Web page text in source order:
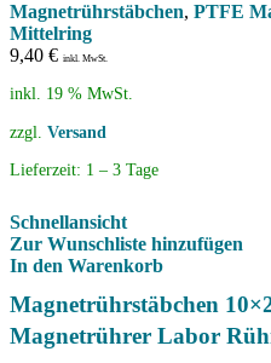
Magnetrührstäbchen, PTFE
Mittelring
9,40 € inkl. MwSt.
inkl. 19 % MwSt.
zzgl. Versand
Lieferzeit: 1 – 3 Tage
Schnellansicht
Zur Wunschliste hinzufügen
In den Warenkorb
Magnetrührstäbchen
Magnetrührer Labor